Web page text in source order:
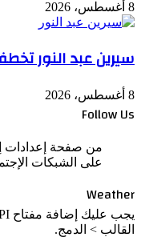
8 أغسطس، 2026
سيرين عبد النور
8 أغسطس، 2026
Follow Us
من صفحة إعدادات
على الشبكات
Weather
القالب > الدمج.